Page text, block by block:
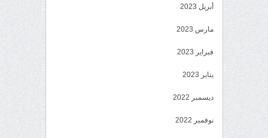
أبريل 2023
مارس 2023
فبراير 2023
يناير 2023
ديسمبر 2022
نوفمبر 2022